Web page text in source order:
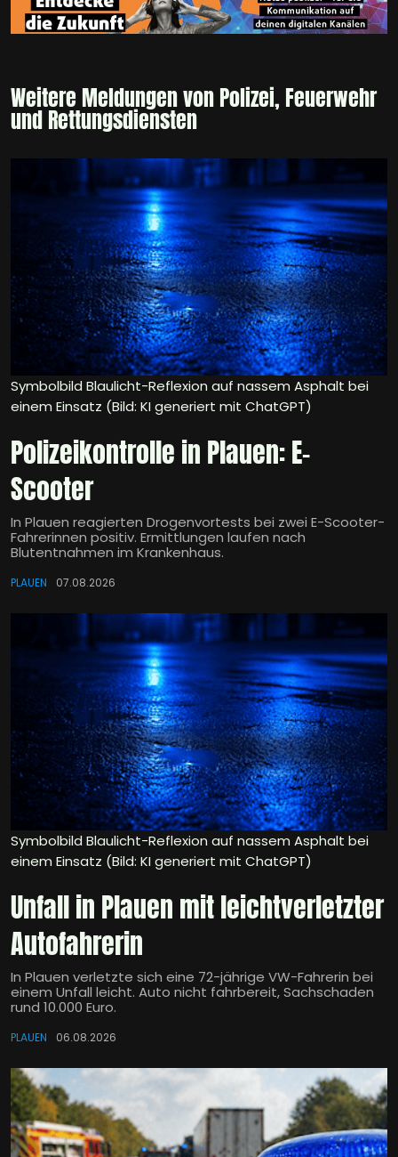
Weitere Meldungen von Polizei, Feuerwehr
und Rettungsdiensten
Symbolbild Blaulicht-Reflexion auf nassem Asphalt bei
einem Einsatz (Bild: KI generiert mit ChatGPT)
Polizeikontrolle in Plauen: E-
Scooter
In Plauen reagierten Drogenvortests bei zwei E-Scooter-
Fahrerinnen positiv. Ermittlungen laufen nach
Blutentnahmen im Krankenhaus.
PLAUEN 07.08.2026
Symbolbild Blaulicht-Reflexion auf nassem Asphalt bei
einem Einsatz (Bild: KI generiert mit ChatGPT)
Unfall in Plauen mit leichtverletzter
Autofahrerin
In Plauen verletzte sich eine 72-jährige VW-Fahrerin bei
einem Unfall leicht. Auto nicht fahrbereit, Sachschaden
rund 10.000 Euro.
PLAUEN 06.08.2026